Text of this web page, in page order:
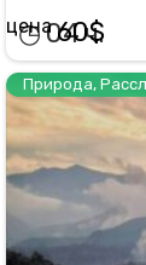
04
60
Природа,